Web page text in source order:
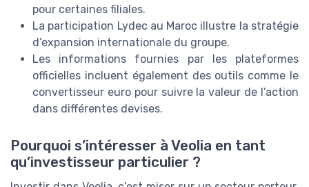
pour certaines filiales.
La participation Lydec au Maroc illustre la stratégie
d’expansion internationale du groupe.
Les informations fournies par les plateformes
officielles incluent également des outils comme le
convertisseur euro pour suivre la valeur de l’action
dans différentes devises.
Pourquoi s’intéresser à Veolia en tant
qu’investisseur particulier ?